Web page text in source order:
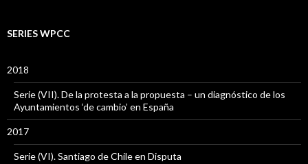
SERIES WPCC
2018
Serie (VII). De la protesta a la propuesta – un diagnóstico de los
Ayuntamientos ‘de cambio’ en España
2017
Serie (VI). Santiago de Chile en Disputa